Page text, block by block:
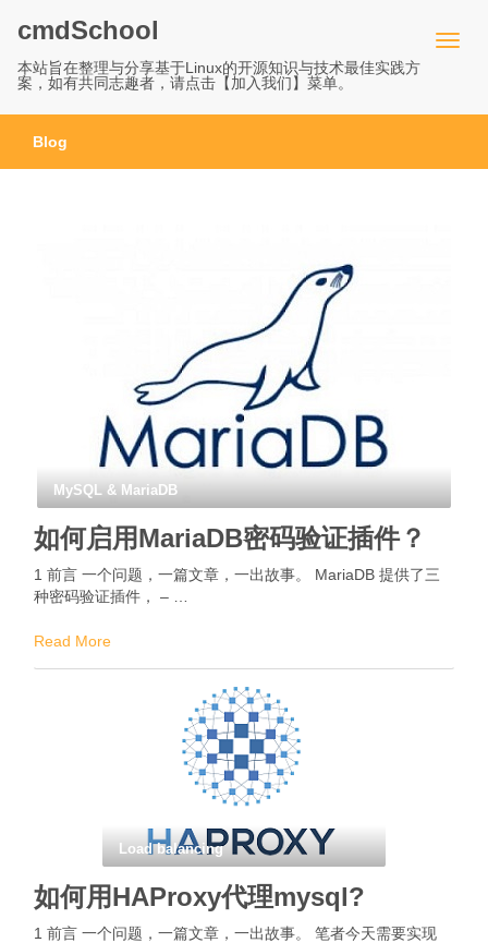
cmdSchool
本站旨在整理与分享基于Linux的开源知识与技术最佳实践方
案，如有共同志趣者，请点击【加入我们】菜单。
Blog
MySQL & MariaDB
如何启用MariaDB密码验证插件？
1 前言 一个问题，一篇文章，一出故事。 MariaDB 提供了三
种密码验证插件， – …
Read More
Load balancing
如何用HAProxy代理mysql?
1 前言 一个问题，一篇文章，一出故事。 笔者今天需要实现